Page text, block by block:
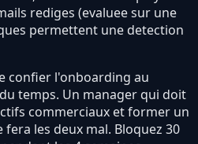
rediges (evaluee sur une
permettent une detection
confier l'onboarding au
temps. Un manager qui doit
commerciaux et former un
fera les deux mal. Bloquez 30